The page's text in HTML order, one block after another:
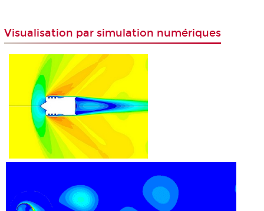
Visualisation par simulation numériques